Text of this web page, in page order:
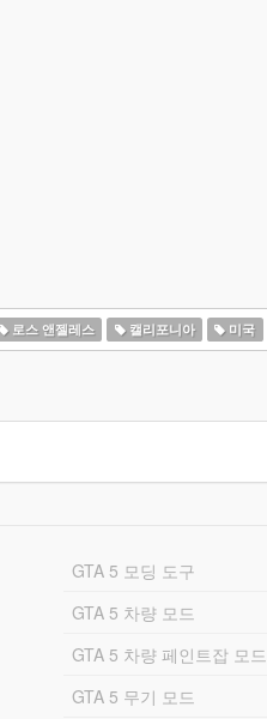
로스 앤젤레스 캘리포니아 미국
GTA 5 모딩 도구
GTA 5 차량 모드
GTA 5 차량 페인트잡 모드
GTA 5 무기 모드